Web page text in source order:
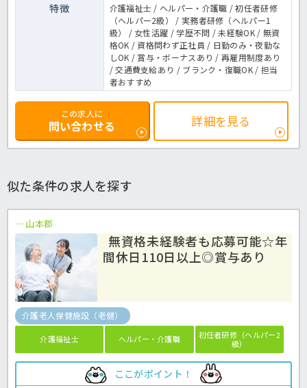
特徴
介護福祉士 / ヘルパー・介護職 / 初任者研修
（ヘルパー2級） / 実務者研修（ヘルパー1
級） / 女性活躍 / 学歴不問 / 未経験OK / 無資
格OK / 資格問わず正社員 / 日勤のみ・夜勤な
しOK / 賞与・ボーナスあり / 再雇用制度あり
/ 交通費支給あり / ブランク・復職OK / 担当
者おすすめ
この求人に
問い合わせる 詳細を見る
似た条件の求人を探す
山本郡
無資格未経験者も応募可能☆年
間休日110日以上◎賞与あり
介護老人保健施設（老健）
介護福祉士 ヘルパー・介護職
初任者研修（ヘルパー2
級）
ここがポイント！